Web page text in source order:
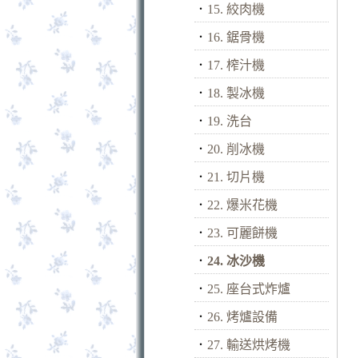
． 15. 絞肉機
． 16. 鋸骨機
． 17. 榨汁機
． 18. 製冰機
． 19. 洗台
． 20. 削冰機
． 21. 切片機
． 22. 爆米花機
． 23. 可麗餅機
． 24. 冰沙機
． 25. 座台式炸爐
． 26. 烤爐設備
． 27. 輸送烘烤機